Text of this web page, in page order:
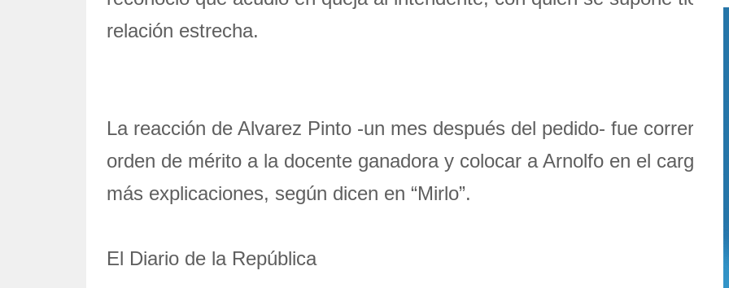
relación estrecha.
La reacción de Alvarez Pinto -un mes después del pedido- fue correr del
orden de mérito a la docente ganadora y colocar a Arnolfo en el cargo,
más explicaciones, según dicen en “Mirlo”.
El Diario de la República